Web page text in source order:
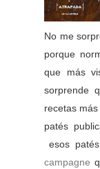
No me
porque
que más
sorprende
recetas
patés
esos
campagne